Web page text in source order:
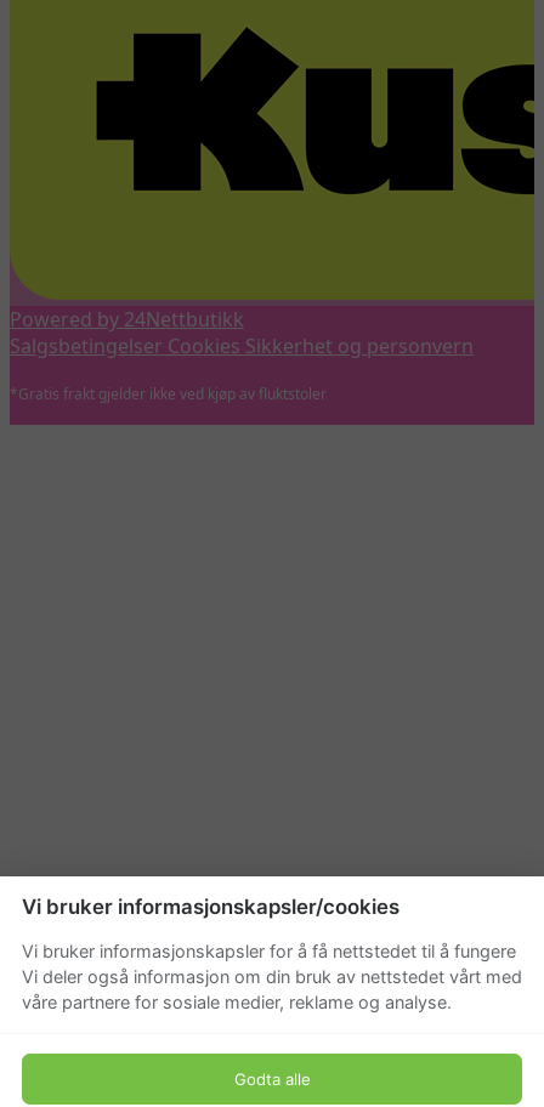
Powered by 24Nettbutikk
Salgsbetingelser Cookies Sikkerhet og personvern
*Gratis frakt gjelder ikke ved kjøp av fluktstoler
Vi bruker informasjonskapsler/cookies
Vi bruker informasjonskapsler for å få nettstedet til å fungere
Vi deler også informasjon om din bruk av nettstedet vårt med
våre partnere for sosiale medier, reklame og analyse.
Godta alle